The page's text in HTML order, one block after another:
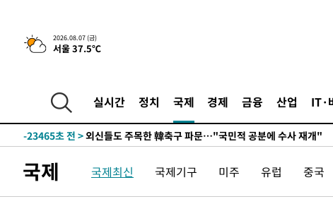
2026.08.07 (금)
서울 37.5℃
실시간 정치 국제 경제 금융 산업 IT·
-27680초 전 >[속보]코스닥, 2.86포인트(0.36%) 내린 798.81마감
-27633초 전 > [속보]코스피, 6200선 약보합…0.60% 내린 6258.77에 마쳐
-27502초 전 >
[속보] 노원서 40.1도 관측…서울, 2018년 이후 첫 40도
-24592초 전 >
-23465초 전 >외신들도 주목한 韓축구 파문…"국민적 공분에 수사 재개"
-22458초 전 >
[속보]규제합리화위원회 부위원장에 김태유 서울대 공대 교
-18816초 전 >[속보]국힘 윤리위, '돌려차기 발언' 진종오·서범수 징계 절
국제 국제최신 국제기구 미주 유럽 중국